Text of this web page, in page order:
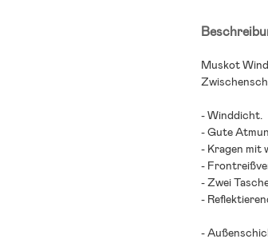
Muskot
- Winddicht.
- Gute
- Kragen mit
-
- Zwei
-
-